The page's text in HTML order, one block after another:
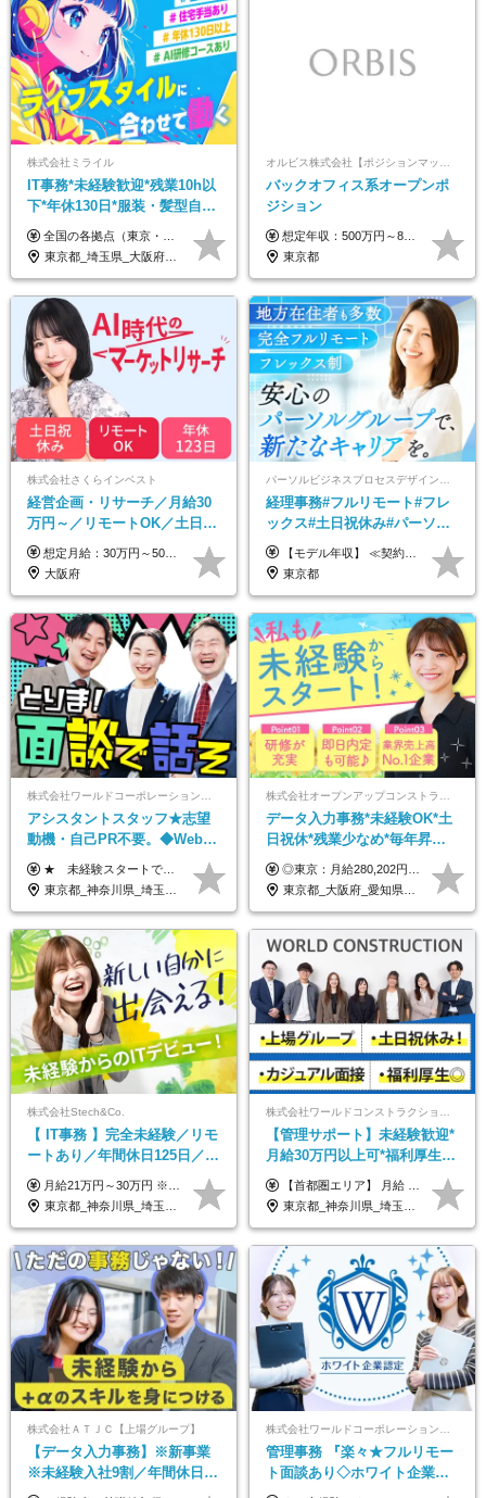
株式会社ミライル
IT事務*未経験歓迎*残業10h以
下*年休130日*服装・髪型自由
*AI研修あり*住宅手当あり*転
勤なし
全国の各拠点（東京・埼玉・新潟・福岡・大阪）で募集中！ 給与は以下の通り、勤務地により異なります。 新潟勤務の場合 201,000円〜201,000円（試用期間変更なし）＋賞与 東京・埼玉勤務の場合 225,000円〜250,000円（試用期間 220,000円）＋賞与 福岡勤務の場合 182,000円〜220,000円（試用期間182,000円）＋賞与 大阪勤務の場合 210,000円〜210,000円（試用期間変更なし）＋賞与 初年度想定年収：280～300万円 ※残業代は全額支給します（1分単位でお支払いします） ※試用期間6ヵ月。試用期間中でも条件変わらず。 ※土日祝含めた勤務可能な方は、土日手当10,000円（毎月）を別途支給。
東京都_埼玉県_大阪府_新潟県_福岡県
オルビス株式会社【ポジションマッチ登録】
バックオフィス系オープンポ
ジション
想定年収：500万円～800万円 ※ご経験やスキルに応じて決定します。 ※上記想定年収はあくまでも目安の金額であり、 選考を通じて上下する可能性があります。
東京都
株式会社さくらインベスト
経営企画・リサーチ／月給30
万円～／リモートOK／土日祝
休み／生成AIを活用できる方
歓迎
想定月給：30万円～50万円程度＋各種手当＋賞与年2回 ※想定年収：400万円～600万円 ※経験・能力等考慮の上、規定により優遇 ※上記月給には固定残業代を含みます。固定残業代は、時間外労働の有無に関わらず月10時間分（月2.2万円（月収30万円の場合）～3.6万円（月収50万円の場合））を支給し、超過分は追加で支給します ※試用期間2ヶ月（待遇に差異なし） 【固定残業代について】 固定残業10時間分（22,000円～36,000円）を含む ※超過分は別途全額支給
大阪府
経理事務#フルリモート#フレ
ックス#土日祝休み#パーソル
グループ#年休120日以上#正社
員登用あり#服装自由
【モデル年収】 ≪契約社員≫ 年収330万円 (基本給23万 ＋ 地区手当3万円 ＋ 賞与)：都内在住 年収264万円 (基本給21万 ＋ 賞与)：静岡県在住 --------------- ●月給21万円～28万9900円＋賞与（年2回）＋各種手当 ●1年目想定給与：年収264万円～364万円 ●経験やスキルに応じて優遇します！ ※お住まいの地域により0～3万円の地区手当を支給しております ※試用期間中（3ヶ月間）の雇用形態および待遇に差異はありません ※残業代については選考時に詳細をご説明します ※通算契約期間の上限は5年となります ≪アルバイト≫ ●時給1,250円～2,300円 ●経験やスキルに応じて優遇します！ ●ご希望に応じ、扶養内での勤務も可能です！ ※試用期間中の雇用形態および待遇に差異はありません
東京都
アシスタントスタッフ★志望
動機・自己PR不要。◆Web面
談OK◆完全週休2日◆年収700
万円可/p13
★ 未経験スタートでも月収40万円以上も目指せます！ ★ ★ 試用期間6か月あり／給与・待遇に変更なし ★ ＼パターン①orパターン②で給与形態の選択が可能／ ＜パターン①＞ 月給+交通費+（残業代は全額別途支給） 【首都圏・関東・北信越】 月給30.0万円以上 【関西】 月給27.5万円以上 【中部】 月給26.5万円以上 【東北】 月給24.5万円以上 【北海道】 月給24.0万円以上 【九州・中四国】 月給25.5万円以上 ＜パターン②＞ 月給（固定残業代20H含む）+交通費+賞与年2回+残業代 （※20H場合を超過した場合は全額別途支給） 【首都圏・関東・北信越】 月給25.0万円以上 【関 西・中部】 月給24.5万円以上 【東 北・北海道・九州・中四国】 月給23.5万円以上 ※上記給与には固定残業代（月20H分）を含みます 固定残業代は残業の有無に関わらず支給し、超過分は別途全額支給いたします ①②の給与形態はご本人様と相談の上、最終的に会社が決定いたします （内定時に通知） ■給与改定年1回 ■(※)賞与年2回（昨年度支給実績2回／頑張りを評価） (※)支給条件に規定あり
東京都_神奈川県_埼玉県_千葉県_大阪府_愛知県_北海道_青森県_岩手県_宮城県_秋田県_山形県_福島県_茨城県_栃木県_群馬県_新潟県_山梨県_長野県_富山県_石川県_福井県_静岡県_岐阜県_三重県_兵庫県_京都府_滋賀県_奈良県_和歌山県_広島県_岡山県_鳥取県_島根県_山口県_徳島県_香川県_愛媛県_高知県_福岡県_佐賀県_長崎県_大分県_宮崎県_鹿児島県_沖縄県
データ入力事務*未経験OK*土
日祝休*残業少なめ*毎年昇給
あり*面接1回*月収37万円可/o
◎東京：月給280,202円～402,430円 ◎大阪：月給269,824円～392,052円 ◎名古屋：月給285,967円～408,195円 ◎その他：月給265,212円～387,440円 ※試用期間3か月／待遇は研修期間中のみ変更あり （東京：23.9万円～、大阪：月給23.4万円～、名古屋：月給24.2万円～、その他：月給23.1万円～） ※固定残業代（配属後に支給）・一律手当を含む ※固定残業代は残業がない場合も支給し、超過分は別途支給する ※年齢、経験、能力を考慮し、支給額を決定します。
東京都_大阪府_愛知県_北海道_宮城県_新潟県_石川県_静岡県_広島県_福岡県_沖縄県
株式会社Stech&Co.
【 IT事務 】完全未経験／リモ
ートあり／年間休日125日／残
業なし／産休育休あり／服
装・髪型自由／毎年昇給
月給21万円～30万円 ※試用期間3ヶ月間の待遇に変動はありません。 ※みなし残業代(月20時間分29,725円～)を含む。（※超過分は追加支給）
東京都_神奈川県_埼玉県_千葉県_大阪府_愛知県_北海道_青森県_岩手県_宮城県_秋田県_山形県_福島県_茨城県_栃木県_群馬県_新潟県_山梨県_長野県_富山県_石川県_福井県_静岡県_岐阜県_三重県_兵庫県_京都府_滋賀県_奈良県_和歌山県_広島県_岡山県_鳥取県_島根県_山口県_徳島県_香川県_愛媛県_高知県_福岡県_熊本県_佐賀県_長崎県_大分県_宮崎県_鹿児島県_沖縄県
株式会社ワールドコンストラクション 【東証一部】 (ワールドホールディングス・グループ)
【管理サポート】未経験歓迎*
月給30万円以上可*福利厚生が
充実！
【首都圏エリア】 月給 291,800円以上 ＋ 各種手当 【北関東エリア】 月給 264,260円以上 ＋ 各種手当 【関西・四国エリア】 月給 278,040円以上 ＋ 各種手当 【中部エリア】 月給 278,040円以上 ＋ 各種手当 【北海道・東北エリア】 月給 247,000円以上 ＋ 各種手当 【九州エリア】 月給 235,540円以上 ＋ 各種手当 【中国エリア】 月給 250,460 円以上 ＋ 各種手当 ※全て年齢・経験・能力などを考慮します。 ※試用期間3ヶ月あり。その間の待遇に変動はありません。 ※固定残業代（20時間分）を含む 首都圏／37,800円以上 北関東／34,260円以上 関西・四国／36,040円以上 中部／36,040円以上 北海道・東北／32,000円以上 九州／30,540円以上 中国／32,460円以上 ※超過分は全額支給 初年度の年収 400万円～900万円
東京都_神奈川県_埼玉県_千葉県_大阪府_愛知県_北海道_青森県_岩手県_宮城県_秋田県_山形県_福島県_茨城県_栃木県_群馬県_新潟県_山梨県_長野県_富山県_石川県_福井県_静岡県_岐阜県_三重県_兵庫県_京都府_滋賀県_奈良県_和歌山県_広島県_岡山県_鳥取県_島根県_山口県_徳島県_香川県_愛媛県_高知県_福岡県_熊本県_佐賀県_長崎県_大分県_宮崎県_鹿児島県_沖縄県
株式会社ＡＴＪＣ【上場グループ】
【データ入力事務】※新事業
※未経験入社9割／年間休日
124日／月 残業13h／土日祝休
管理事務 『楽々★フルリモー
ト面談あり◇ホワイト企業認
定受賞◇完全週休2日◇賞与年